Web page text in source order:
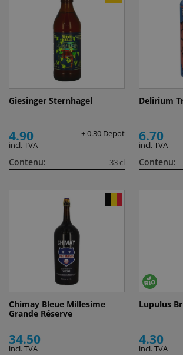
Giesinger Sternhagel
4.90
+ 0.30 Depot
incl. TVA
Contenu: 33 cl
Delirium
6.70
incl. TVA
Contenu:
Chimay Bleue Millesime
Grande Réserve
34.50
incl. TVA
Lupulus
4.30
incl. TVA